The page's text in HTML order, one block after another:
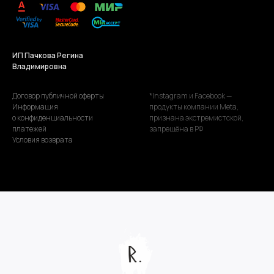
ИП Пачкова Регина
Владимировна
Договор публичной оферты
Информация
о конфиденциальности
платежей
Условия возврата
*Instagram и Facebook —
продукты компании Meta,
признана экстремистской,
запрещёна в РФ